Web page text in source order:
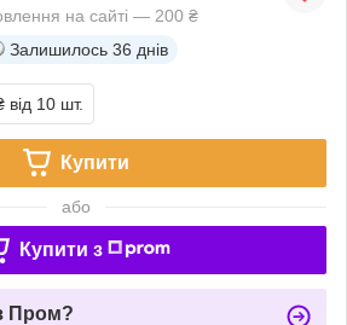
на сайті — 200 ₴
Залишилось 36 днів
від 10 шт.
Купити
або
Купити з
Пром?